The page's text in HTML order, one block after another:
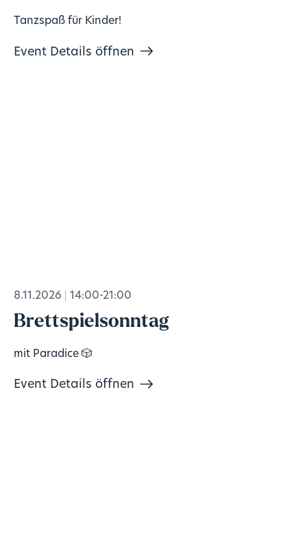
Tanzspaß für Kinder!
Event Details öffnen
8.11.2026 14:00-21:00
Brettspielsonntag
mit Paradice 🎲
Event Details öffnen